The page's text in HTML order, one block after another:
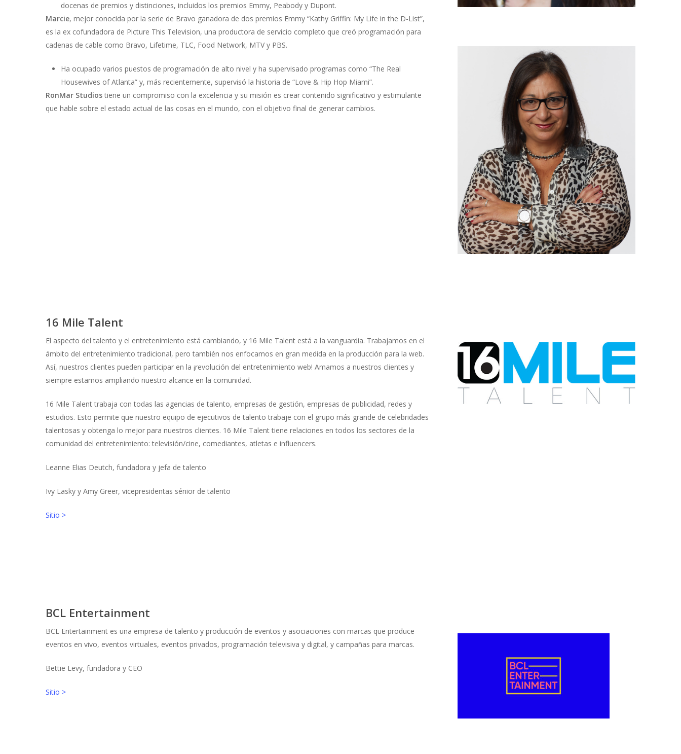
docenas de premios y distinciones, incluidos los premios Emmy, Peabody y Dupont.
Marcie, mejor conocida por la serie de Bravo ganadora de dos premios Emmy “Kathy Griffin: My Life in the D-List”,
es la ex cofundadora de Picture This Television, una productora de servicio completo que creó programación para
cadenas de cable como Bravo, Lifetime, TLC, Food Network, MTV y PBS.
Ha ocupado varios puestos de programación de alto nivel y ha supervisado programas como “The Real
Housewives of Atlanta” y, más recientemente, supervisó la historia de “Love & Hip Hop Miami”.
RonMar Studiostiene un compromiso con la excelencia y su misión es crear contenido significativo y estimulante
que hable sobre el estado actual de las cosas en el mundo, con el objetivo final de generar cambios.
16 Mile Talent
El aspecto del talento y el entretenimiento está cambiando, y 16 Mile Talent está a la vanguardia. Trabajamos en el
ámbito del entretenimiento tradicional, pero también nos enfocamos en gran medida en la producción para la web.
Así, nuestros clientes pueden participar en la ¡revolución del entretenimiento web! Amamos a nuestros clientes y
siempre estamos ampliando nuestro alcance en la comunidad.
16 Mile Talent trabaja con todas las agencias de talento, empresas de gestión, empresas de publicidad, redes y
estudios. Esto permite que nuestro equipo de ejecutivos de talento trabaje con el grupo más grande de celebridades
talentosas y obtenga lo mejor para nuestros clientes. 16 Mile Talent tiene relaciones en todos los sectores de la
comunidad del entretenimiento: televisión/cine, comediantes, atletas e influencers.
Leanne Elias Deutch, fundadora y jefa de talento
Ivy Lasky y Amy Greer, vicepresidentas sénior de talento
Sitio >
BCL Entertainment
BCL Entertainment es una empresa de talento y producción de eventos y asociaciones con marcas que produce
eventos en vivo, eventos virtuales, eventos privados, programación televisiva y digital, y campañas para marcas.
Bettie Levy, fundadora y CEO
Sitio >